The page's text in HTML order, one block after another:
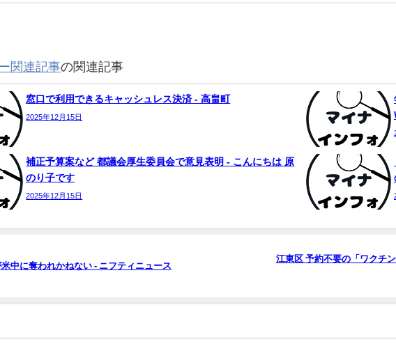
関連記事の関連記事
窓口で利用できるキャッシュレス決済 - 高畠町
2025年12月15日
補正予算案など 都議会厚生委員会で意見表明 - こんにちは 原
のり子です
2025年12月15日
中に奪われかねない - ニフティニュース
江東区 予約不要の「ワクチ